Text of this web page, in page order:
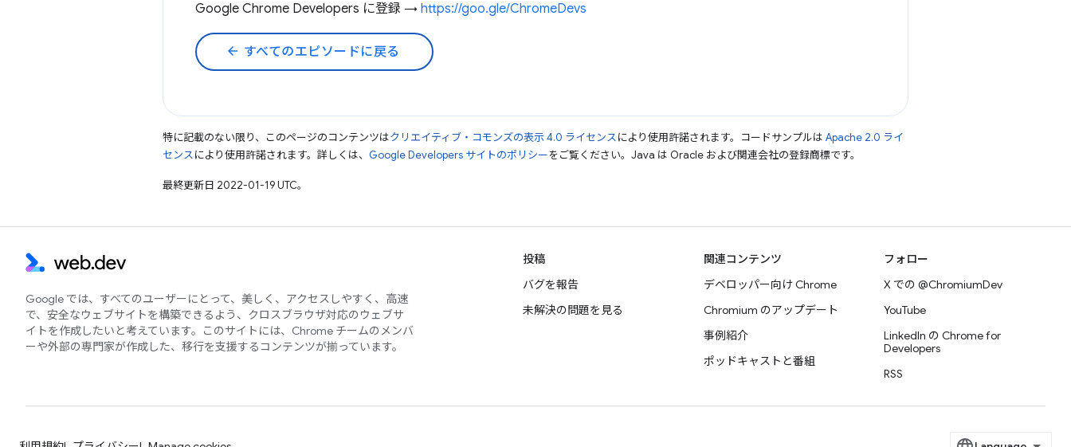
Google Chrome Developers に登録 → https://goo.gle/ChromeDevs
arrow_back すべてのエピソードに戻る
特に記載のない限り、このページのコンテンツはクリエイティブ・コモンズの表示 4.0 ライセンスにより使用許諾されます。コードサンプルは Apache 2.0 ライ
センスにより使用許諾されます。詳しくは、 Google Developers サイトのポリシーをご覧ください。Java は Oracle および関連会社の登録商標です。
最終更新日 2022-01-19 UTC。
Google では、すべてのユーザーにとって、美しく、アクセスしやすく、高速
で、安全なウェブサイトを構築できるよう、クロスブラウザ対応のウェブサ
イトを作成したいと考えています。このサイトには、Chrome チームのメンバ
ーや外部の専門家が作成した、移行を支援するコンテンツが揃っています。
投稿
バグを報告
未解決の問題を見る
関連コンテンツ
デベロッパー向け Chrome
Chromium のアップデート
事例紹介
ポッドキャストと番組
フォロー
X での @ChromiumDev
YouTube
LinkedIn の Chrome for
Developers
RSS